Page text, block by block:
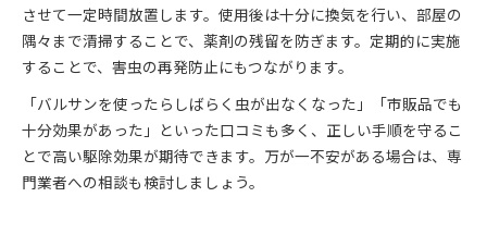
させて一定時間放置します。使用後は十分に換気を行い、部屋の
隅々まで清掃することで、薬剤の残留を防ぎます。定期的に実施
することで、害虫の再発防止にもつながります。
「バルサンを使ったらしばらく虫が出なくなった」「市販品でも
十分効果があった」といった口コミも多く、正しい手順を守るこ
とで高い駆除効果が期待できます。万が一不安がある場合は、専
門業者への相談も検討しましょう。